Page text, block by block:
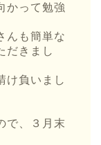
かって勉強
んも簡単な
だきまし
け負いまし
で、３月末